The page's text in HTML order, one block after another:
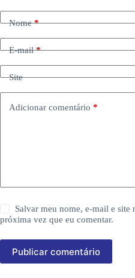
Nome*
E-mail*
Site
Adicionar comentário *
Salvar meu nome, e-mail e site
próxima vez que eu comentar.
Publicar comentário